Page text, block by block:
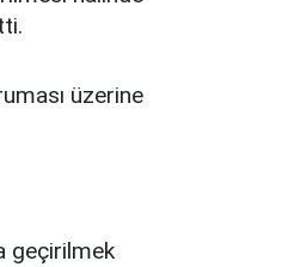
üzerine
geçirilmek